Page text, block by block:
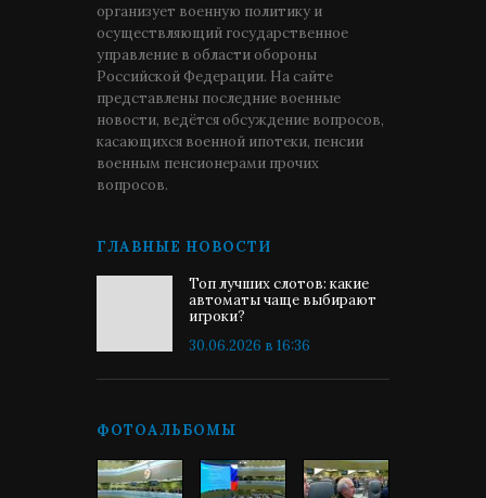
организует военную политику и
осуществляющий государственное
управление в области обороны
Российской Федерации. На сайте
представлены последние военные
новости, ведётся обсуждение вопросов,
касающихся военной ипотеки, пенсии
военным пенсионерами прочих
вопросов.
ГЛАВНЫЕ НОВОСТИ
Топ лучших слотов: какие
автоматы чаще выбирают
игроки?
30.06.2026 в 16:36
ФОТОАЛЬБОМЫ